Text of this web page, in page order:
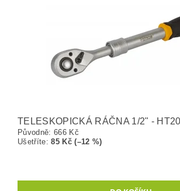
TELESKOPICKÁ RÁČNA 1/2" -
Původně: 666 Kč
Ušetříte:85 Kč (–12 %)